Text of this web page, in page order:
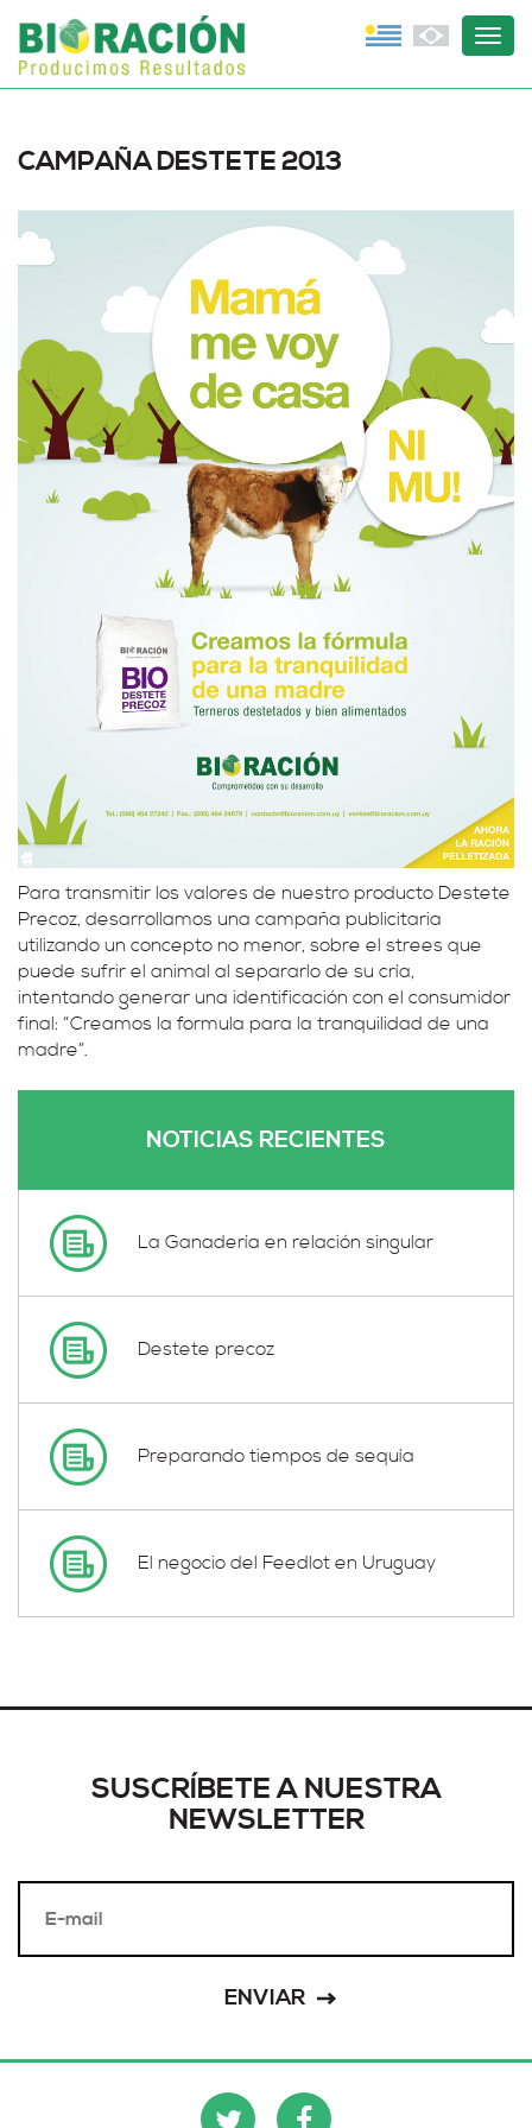
CAMPAÑA DESTETE 2013
Para transmitir los valores de nuestro producto Destete
Precoz, desarrollamos una campaña publicitaria
utilizando un concepto no menor, sobre el strees que
puede sufrir el animal al separarlo de su cría,
intentando generar una identificación con el consumidor
final: “Creamos la formula para la tranquilidad de una
madre”.
NOTICIAS RECIENTES
La Ganadería en relación singular
Destete precoz
Preparando tiempos de sequía
El negocio del Feedlot en Uruguay
SUSCRÍBETE A NUESTRA
NEWSLETTER
ENVIAR